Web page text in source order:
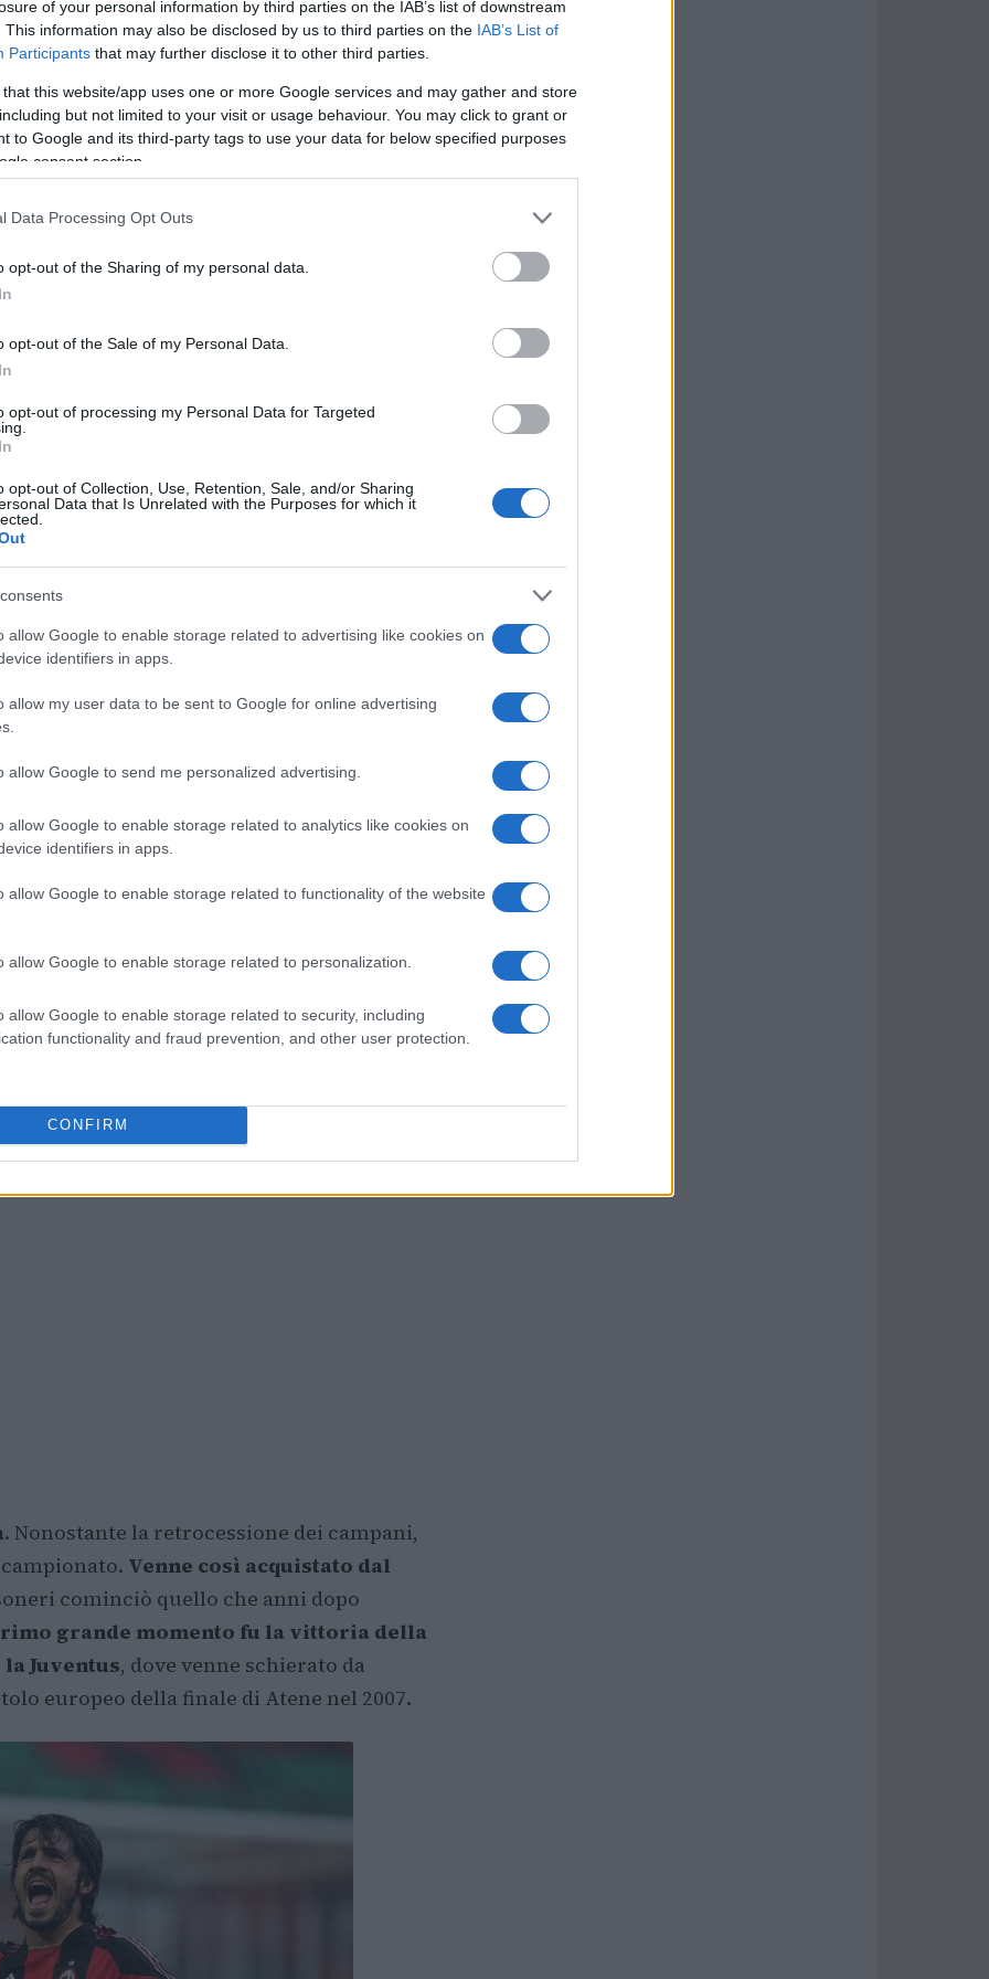
of your personal information by third parties on the IAB’s list of downstream
This information may also be disclosed by us to third parties on the IAB’s List of
Participants that may further disclose it to other third parties.
that this website/app uses one or more Google services and may gather and store
but not limited to your visit or usage behaviour. You may click to grant or
to Google and its third-party tags to use your data for below specified purposes
consent section.
Data Processing Opt Outs
opt-out of the Sharing of my personal data.
opt-out of the Sale of my Personal Data.
opt-out of processing my Personal Data for Targeted
opt-out of Collection, Use, Retention, Sale, and/or Sharing
Data that Is Unrelated with the Purposes for which it
allow Google to enable storage related to advertising like cookies on
identifiers in apps.
allow my user data to be sent to Google for online advertising
allow Google to send me personalized advertising.
allow Google to enable storage related to analytics like cookies on
identifiers in apps.
allow Google to enable storage related to functionality of the website
allow Google to enable storage related to personalization.
allow Google to enable storage related to security, including
functionality and fraud prevention, and other user protection.
CONFIRM
Calabro il 9 gennaio 1978.
da calciatore in Scozia. Da lei ha avuto
dal padre Franco ex calciatore di Serie D.
il Perugiaed entrò nel settore giovanile
vinse due scudetti, esordendo sia in
grande grinta, il suo ruolo è stato quello di
a difendere e rubare palloni.
professionista fu quella coi
fu inizialmente ostacolo dal Perugia.Con
lo utilizzava come difensore, mentre Rino
. Nonostante la retrocessione dei campani,
Venne così acquistato dal
cominciò quello che anni dopo
grande momento fu la vittoria della
Juventus, dove venne schierato da
europeo della finale di Atene nel 2007.